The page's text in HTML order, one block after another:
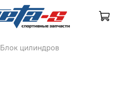
Блок цилиндров